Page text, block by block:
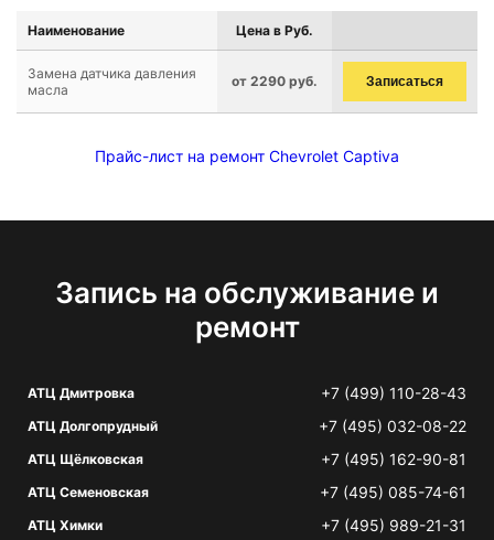
Наименование Цена в Руб.
Замена датчика давления
масла
от 2290 руб. Записаться
Прайс-лист на ремонт Chevrolet Captiva
Запись на обслуживание и
ремонт
АТЦ Дмитровка +7 (499) 110-28-43
АТЦ Долгопрудный +7 (495) 032-08-22
АТЦ Щёлковская +7 (495) 162-90-81
АТЦ Семеновская +7 (495) 085-74-61
АТЦ Химки +7 (495) 989-21-31